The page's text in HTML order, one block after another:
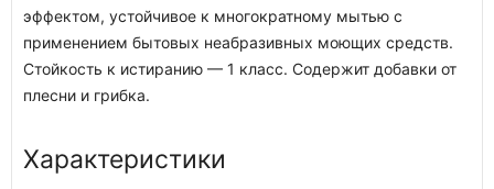
эффектом, устойчивое к многократному мытью с
применением бытовых неабразивных моющих средств.
Стойкость к истиранию — 1 класс. Содержит добавки от
плесни и грибка.
Характеристики